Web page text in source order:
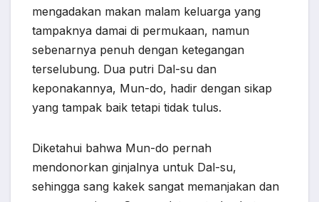
mengadakan makan malam keluarga yang
tampaknya damai di permukaan, namun
sebenarnya penuh dengan ketegangan
terselubung. Dua putri Dal-su dan
keponakannya, Mun-do, hadir dengan sikap
yang tampak baik tetapi tidak tulus.
Diketahui bahwa Mun-do pernah
mendonorkan ginjalnya untuk Dal-su,
sehingga sang kakek sangat memanjakan dan